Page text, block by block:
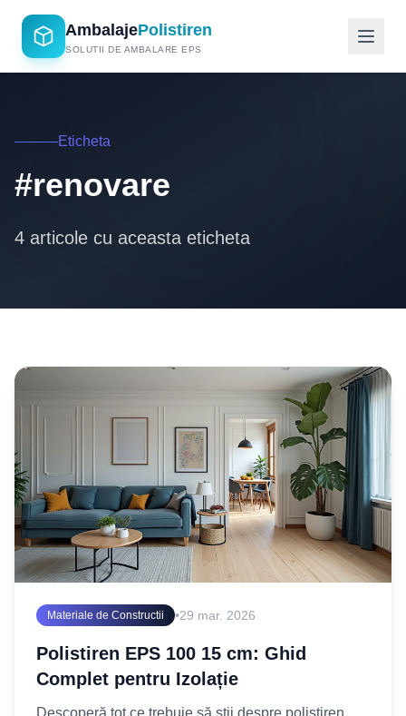
AmbalajePolistiren
SOLUTII DE AMBALARE EPS
Eticheta
#renovare
4 articole cu aceasta eticheta
Materiale de Constructii •29 mar. 2026
Polistiren EPS 100 15 cm: Ghid
Complet pentru Izolație
Descoperă tot ce trebuie să știi despre polistiren